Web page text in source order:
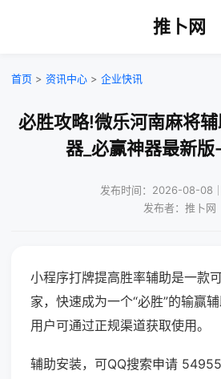
推卜网
首页 > 资讯中心 > 企业快讯
必胜攻略!微乐河南麻将
器_必赢神器最新
发布时间：2026-08-08
发布者：推卜网
小程序打牌提高胜率辅助是一款
家，快速成为一个“必胜”的输赢
用户可通过正规渠道获取使用。
辅助安装，可QQ搜索申请